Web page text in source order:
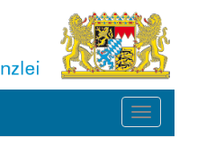
Toggle